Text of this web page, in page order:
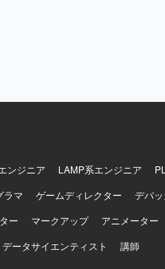
ンジニア LAMP系エンジニア
PL
ラマ ゲームディレクター
デバ
ー マークアップ
アニメーター
データサイエンティスト 講師